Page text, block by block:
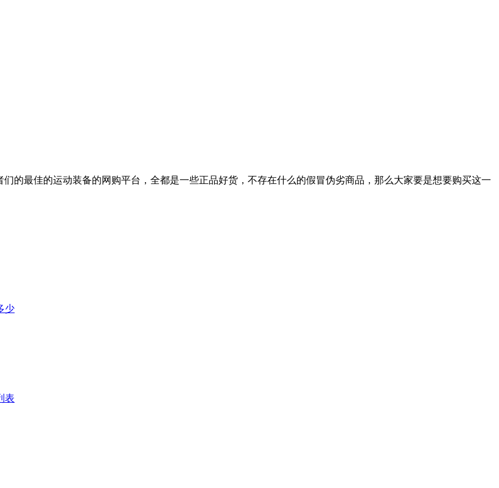
的最佳的运动装备的网购平台，全都是一些正品好货，不存在什么的假冒伪劣商品，那么大家要是想要购买这一
少
表